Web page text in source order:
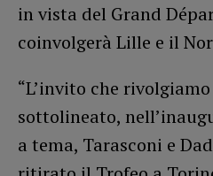
in vista del Grand
coinvolgerà Lille e il
“L’invito che
sottolineato,
a tema, Tarasconi e